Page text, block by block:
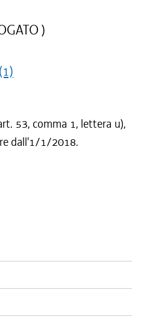
)
(1)
53, comma 1, lettera u),
dall'1/1/2018.